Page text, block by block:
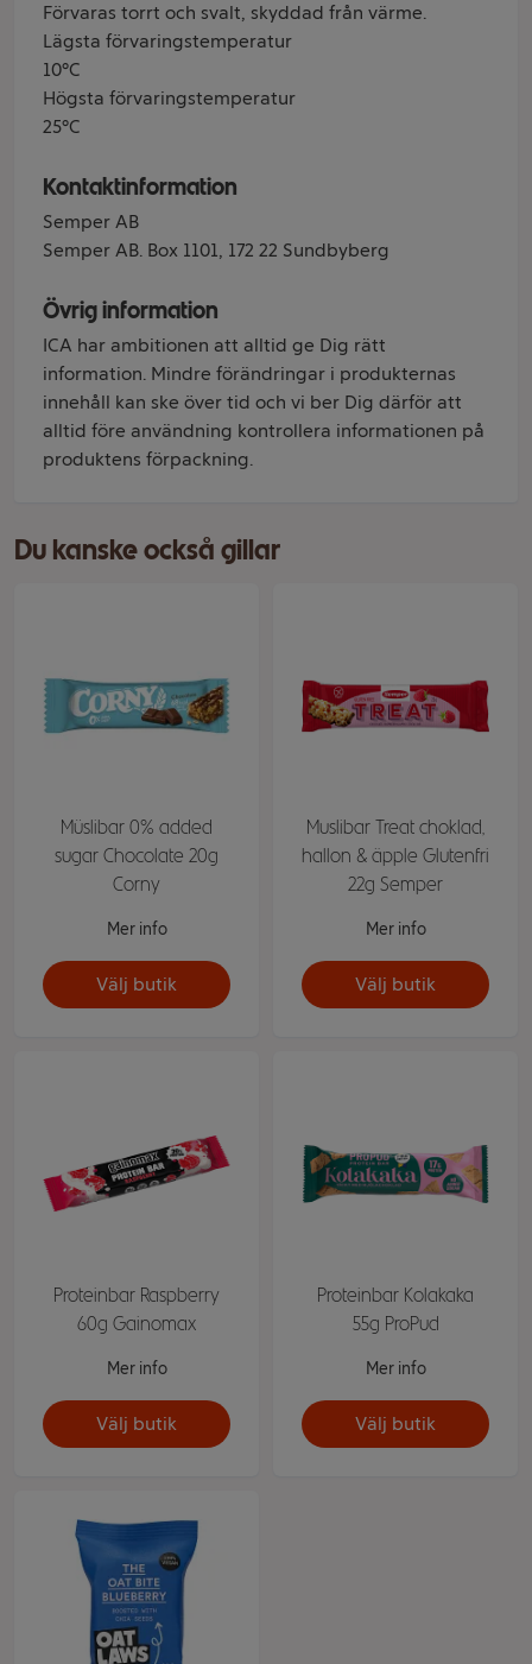
Förvaras torrt och svalt, skyddad från värme.
Lägsta förvaringstemperatur
10°C
Högsta förvaringstemperatur
25°C
Kontaktinformation
Semper AB
Semper AB. Box 1101, 172 22 Sundbyberg
Övrig information
ICA har ambitionen att alltid ge Dig rätt
information. Mindre förändringar i produkternas
innehåll kan ske över tid och vi ber Dig därför att
alltid före användning kontrollera informationen på
produktens förpackning.
Du kanske också gillar
Müslibar 0% added
sugar Chocolate 20g
Corny
Mer info
Välj butik
Muslibar Treat choklad,
hallon & äpple Glutenfri
22g Semper
Mer info
Välj butik
Proteinbar Raspberry
60g Gainomax
Mer info
Välj butik
Proteinbar Kolakaka
55g ProPud
Mer info
Välj butik